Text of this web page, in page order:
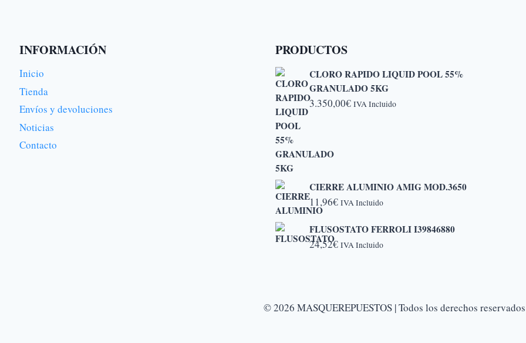
INFORMACIÓN
Inicio
Tienda
Envíos y devoluciones
Noticias
Contacto
PRODUCTOS
CLORO RAPIDO LIQUID POOL 55%
GRANULADO 5KG
3.350,00€ IVA Incluido
CIERRE ALUMINIO AMIG MOD.3650
11,96€ IVA Incluido
FLUSOSTATO FERROLI I39846880
24,52€ IVA Incluido
© 2026 MASQUEREPUESTOS | Todos los derechos reservados